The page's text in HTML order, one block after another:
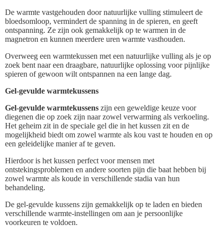
De warmte vastgehouden door natuurlijke vulling stimuleert de
bloedsomloop, vermindert de spanning in de spieren, en geeft
ontspanning. Ze zijn ook gemakkelijk op te warmen in de
magnetron en kunnen meerdere uren warmte vasthouden.
Overweeg een warmtekussen met een natuurlijke vulling als je op
zoek bent naar een draagbare, natuurlijke oplossing voor pijnlijke
spieren of gewoon wilt ontspannen na een lange dag.
Gel-gevulde warmtekussens
Gel-gevulde warmtekussens zijn een geweldige keuze voor
diegenen die op zoek zijn naar zowel verwarming als verkoeling.
Het geheim zit in de speciale gel die in het kussen zit en de
mogelijkheid biedt om zowel warmte als kou vast te houden en op
een geleidelijke manier af te geven.
Hierdoor is het kussen perfect voor mensen met
ontstekingsproblemen en andere soorten pijn die baat hebben bij
zowel warmte als koude in verschillende stadia van hun
behandeling.
De gel-gevulde kussens zijn gemakkelijk op te laden en bieden
verschillende warmte-instellingen om aan je persoonlijke
voorkeuren te voldoen.